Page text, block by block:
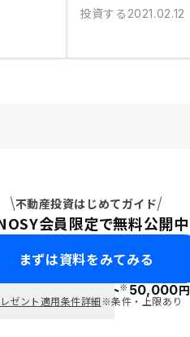
投資する 2021.02.12
不動産投資はじめてガイド
会員限定で無料公開中
まずは資料をみてみる
で ポイント※50,000
ゼント適用条件詳細※条件・上限あり